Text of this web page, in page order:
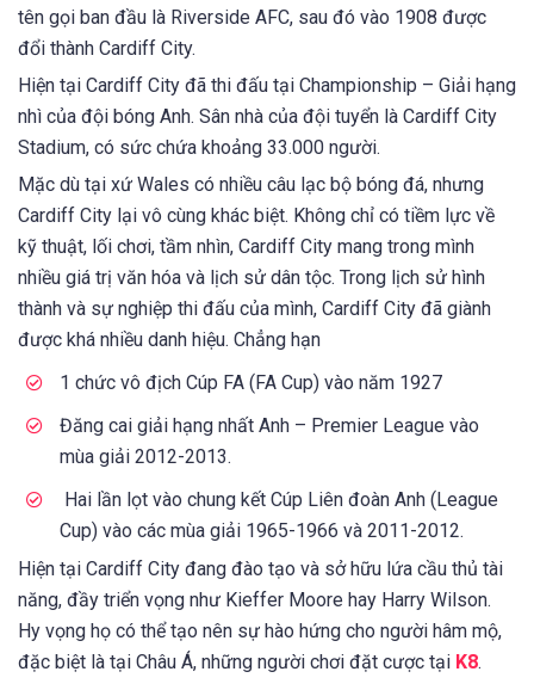
tên gọi ban đầu là Riverside AFC, sau đó vào 1908 được
đổi thành Cardiff City.
Hiện tại Cardiff City đã thi đấu tại Championship – Giải hạng
nhì của đội bóng Anh. Sân nhà của đội tuyển là Cardiff City
Stadium, có sức chứa khoảng 33.000 người.
Mặc dù tại xứ Wales có nhiều câu lạc bộ bóng đá, nhưng
Cardiff City lại vô cùng khác biệt. Không chỉ có tiềm lực về
kỹ thuật, lối chơi, tầm nhìn, Cardiff City mang trong mình
nhiều giá trị văn hóa và lịch sử dân tộc. Trong lịch sử hình
thành và sự nghiệp thi đấu của mình, Cardiff City đã giành
được khá nhiều danh hiệu. Chẳng hạn
1 chức vô địch Cúp FA (FA Cup) vào năm 1927
Đăng cai giải hạng nhất Anh – Premier League vào
mùa giải 2012-2013.
Hai lần lọt vào chung kết Cúp Liên đoàn Anh (League
Cup) vào các mùa giải 1965-1966 và 2011-2012.
Hiện tại Cardiff City đang đào tạo và sở hữu lứa cầu thủ tài
năng, đầy triển vọng như Kieffer Moore hay Harry Wilson.
Hy vọng họ có thể tạo nên sự hào hứng cho người hâm mộ,
đặc biệt là tại Châu Á, những người chơi đặt cược tại K8.